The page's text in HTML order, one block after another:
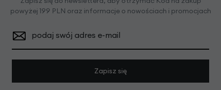
powyżej 199 PLN oraz informacje o nowościach i promocjach
podaj swój adres e-mail
Zapisz się